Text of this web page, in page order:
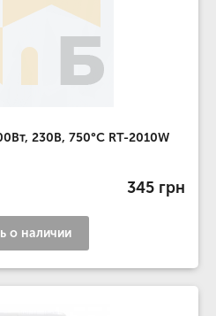
230В, 750°С RT-2010W
345 грн
о наличии